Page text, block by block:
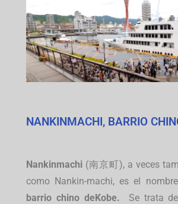
NANKINMACHI, BARRIO
Nankinmachi (南京町), a veces
como Nankin-machi, es el
barrio chino deKobe.
Se trata